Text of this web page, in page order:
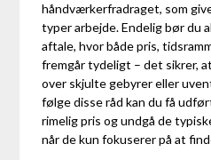
håndværkerfradraget, som
typer arbejde. Endelig bør du
aftale, hvor både pris,
fremgår tydeligt – det sikrer,
over skjulte gebyrer eller
følge disse råd kan du få
rimelig pris og undgå de
når de kun fokuserer på at